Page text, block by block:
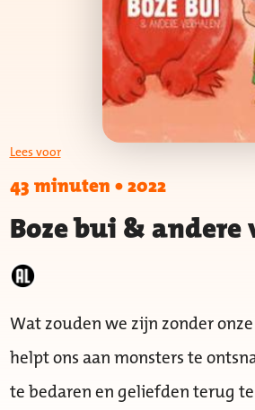
Lees voor
43 minuten•2022
Boze bui & andere
Wat zouden we zijn zonder
helpt ons aan monsters te
te bedaren en geliefden terug